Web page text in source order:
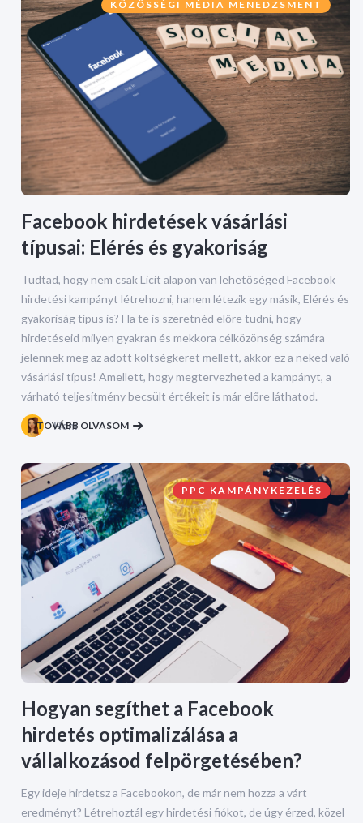
KÖZÖSSÉGI MÉDIA MENEDZSMENT
Facebook hirdetések vásárlási
típusai: Elérés és gyakoriság
Tudtad, hogy nem csak Licit alapon van lehetőséged Facebook
hirdetési kampányt létrehozni, hanem létezik egy másik, Elérés és
gyakoriság típus is? Ha te is szeretnéd előre tudni, hogy
hirdetéseid milyen gyakran és mekkora célközönség számára
jelennek meg az adott költségkeret mellett, akkor ez a neked való
vásárlási típus! Amellett, hogy megtervezheted a kampányt, a
várható teljesítmény becsült értékeit is már előre láthatod.
Heni
TOVÁBB OLVASOM
PPC KAMPÁNYKEZELÉS
Hogyan segíthet a Facebook
hirdetés optimalizálása a
vállalkozásod felpörgetésében?
Egy ideje hirdetsz a Facebookon, de már nem hozza a várt
eredményt? Létrehoztál egy hirdetési fiókot, de úgy érzed, közel